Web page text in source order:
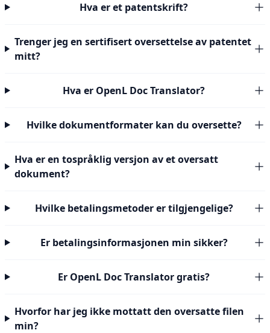
Hva er et patentskrift?
Trenger jeg en sertifisert oversettelse av patentet
mitt?
Hva er OpenL Doc Translator?
Hvilke dokumentformater kan du oversette?
Hva er en tospråklig versjon av et oversatt
dokument?
Hvilke betalingsmetoder er tilgjengelige?
Er betalingsinformasjonen min sikker?
Er OpenL Doc Translator gratis?
Hvorfor har jeg ikke mottatt den oversatte filen
min?